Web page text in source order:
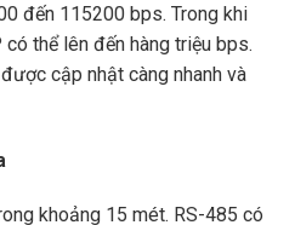
đến 115200 bps. Trong khi
thể lên đến hàng triệu bps.
cập nhật càng nhanh và
khoảng 15 mét. RS-485 có